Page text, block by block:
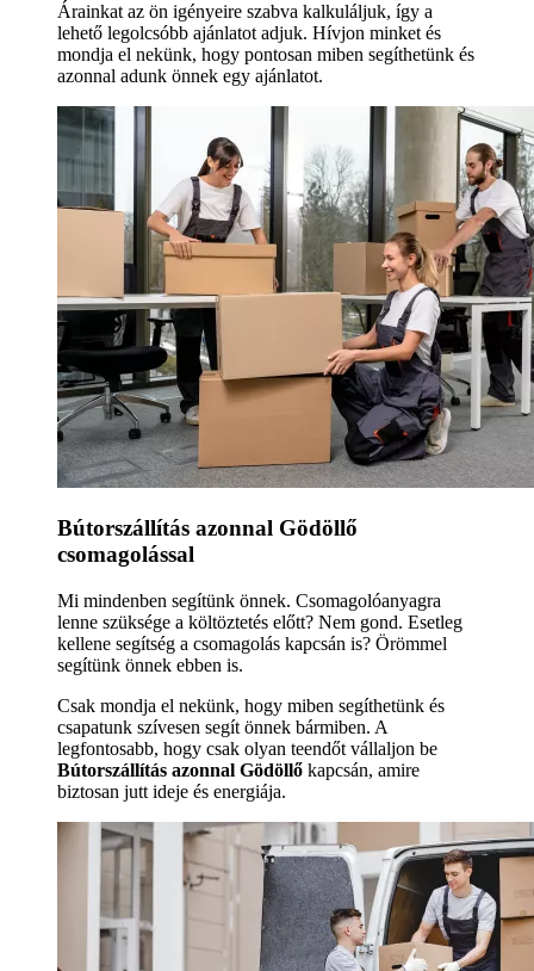
Árainkat az ön igényeire szabva kalkuláljuk, így a
lehető legolcsóbb ajánlatot adjuk. Hívjon minket és
mondja el nekünk, hogy pontosan miben segíthetünk és
azonnal adunk önnek egy ajánlatot.
Bútorszállítás azonnal Gödöllő
csomagolással
Mi mindenben segítünk önnek. Csomagolóanyagra
lenne szüksége a költöztetés előtt? Nem gond. Esetleg
kellene segítség a csomagolás kapcsán is? Örömmel
segítünk önnek ebben is.
Csak mondja el nekünk, hogy miben segíthetünk és
csapatunk szívesen segít önnek bármiben. A
legfontosabb, hogy csak olyan teendőt vállaljon be
Bútorszállítás azonnal Gödöllő kapcsán, amire
biztosan jutt ideje és energiája.